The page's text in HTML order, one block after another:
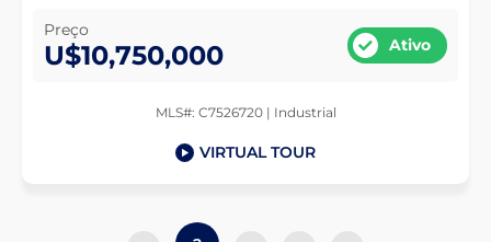
Preço
U$10,750,000 Ativo
MLS#: C7526720 | Industrial
VIRTUAL TOUR